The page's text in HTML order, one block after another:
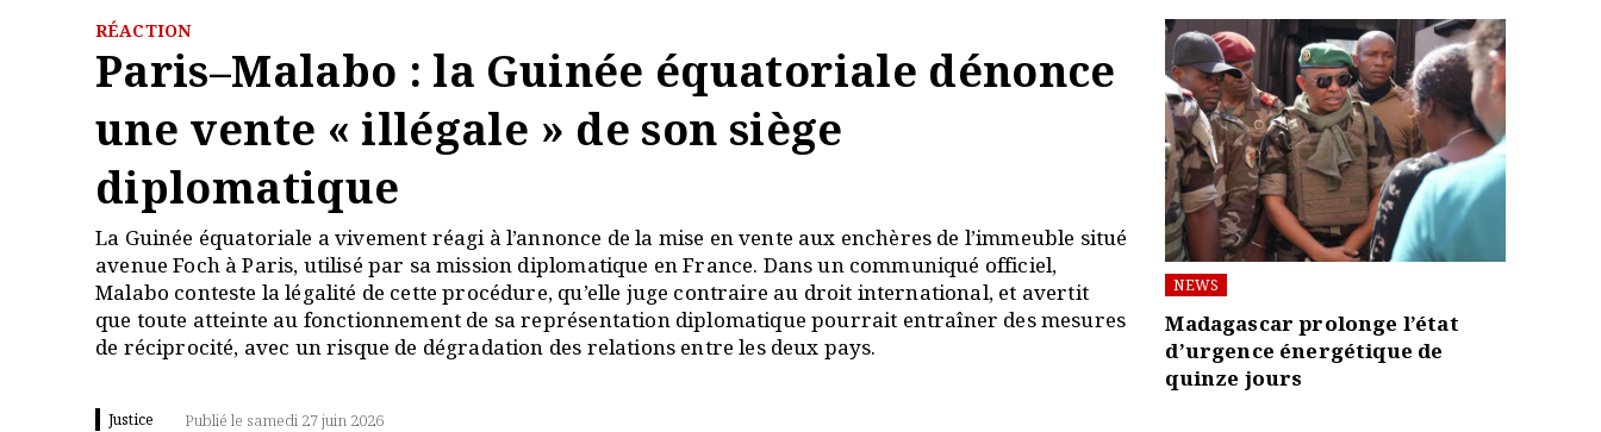
RÉACTION
Paris–Malabo : la Guinée équatoriale dénonce
une vente « illégale » de son siège
diplomatique
La Guinée équatoriale a vivement réagi à l’annonce de la mise en vente aux enchères de l’immeuble situé
avenue Foch à Paris, utilisé par sa mission diplomatique en France. Dans un communiqué officiel,
Malabo conteste la légalité de cette procédure, qu’elle juge contraire au droit international, et avertit
que toute atteinte au fonctionnement de sa représentation diplomatique pourrait entraîner des mesures
de réciprocité, avec un risque de dégradation des relations entre les deux pays.
Justice Publié le samedi 27 juin 2026
NEWS
Madagascar prolonge l’état
d’urgence énergétique de
quinze jours